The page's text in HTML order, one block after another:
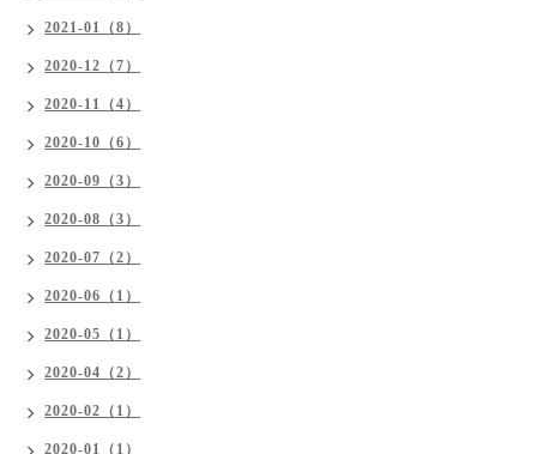
2021-01（8）
2020-12（7）
2020-11（4）
2020-10（6）
2020-09（3）
2020-08（3）
2020-07（2）
2020-06（1）
2020-05（1）
2020-04（2）
2020-02（1）
2020-01（1）